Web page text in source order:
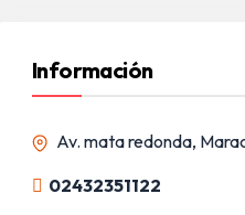
Información
Av. mata redonda,
02432351122